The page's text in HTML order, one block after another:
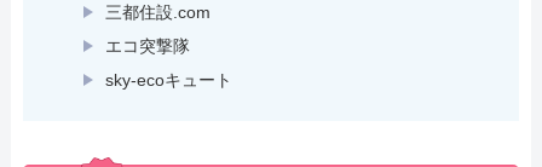
三都住設.com
エコ突撃隊
sky-ecoキュート